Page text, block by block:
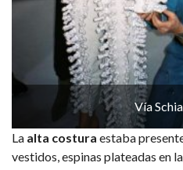
Vía
La alta costura estaba
vestidos, espinas plateadas en